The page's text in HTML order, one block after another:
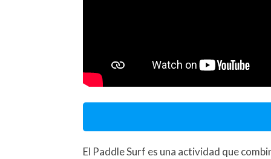
El Paddle Surf es una actividad que